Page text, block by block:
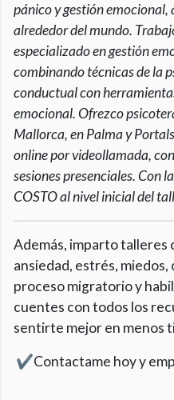
pánico y gestión emocional,
alrededor del mundo.
especializado en gestión
combinando técnicas de la
conductual con
emocional. Ofrezco
Mallorca, en Palma y
online por videollamada,
sesiones presenciales. Con
COSTO al nivel inicial del
Además, imparto talleres
ansiedad, estrés,
proceso migratorio y
cuentes con todos los
sentirte mejor en menos
✔️Contactame hoy y